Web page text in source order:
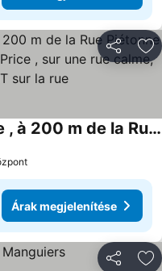
L'ANNEXE 66 , Centre Ville , à 200 m de la Rue Piétonne , du Petit Marché et du Leader Price , sur une rue calme, PARKING GRATUIT sur la rue
Árak megjelenítése